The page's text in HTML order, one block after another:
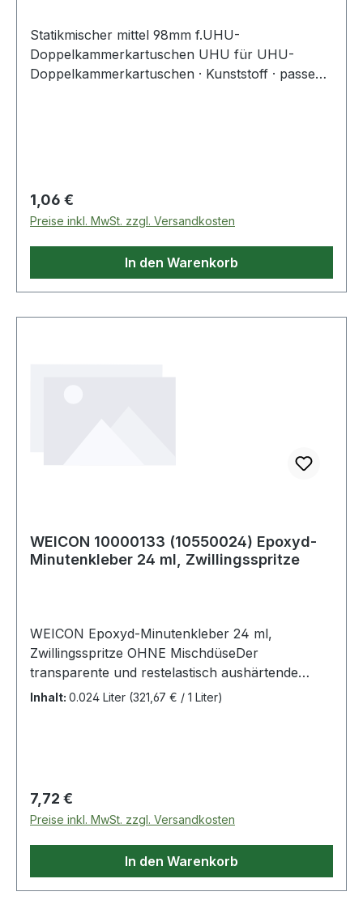
Statikmischer mittel 98mm f.UHU-
Doppelkammerkartuschen UHU für UHU-
Doppelkammerkartuschen · Kunststoff · passend
Regulärer Preis:
1,06 €
Preise inkl. MwSt. zzgl. Versandkosten
In den Warenkorb
WEICON 10000133 (10550024) Epoxyd-
Minutenkleber 24 ml, Zwillingsspritze
WEICON Epoxyd-Minutenkleber 24 ml,
Zwillingsspritze OHNE MischdüseDer
transparente und restelastisch aushärtende
Klebstoff ist ideal für Arbeiten in der
Minuten)- schnelle Aushärtung- fast farblos,
glasklar (10550024) Weitere Produkte im Bereich
Epoxyd-Minutenkleber
Inhalt: 0.024 Liter (321,67 € / 1 Liter)
Regulärer Preis:
7,72 €
Preise inkl. MwSt. zzgl. Versandkosten
In den Warenkorb